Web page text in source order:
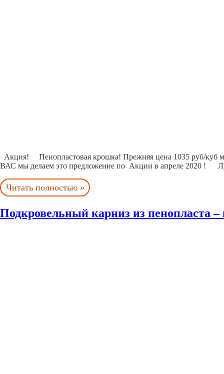
Акция! Пенопластовая крошка! Прежняя цена 1035 руб/куб м
ВАС мы делаем это предложение по Акции в апреле 2020 !
Читать полностью »
Подкровельный карниз из пенопласта